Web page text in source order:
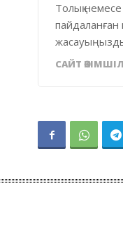
Толық
пайдаланған
САЙТ